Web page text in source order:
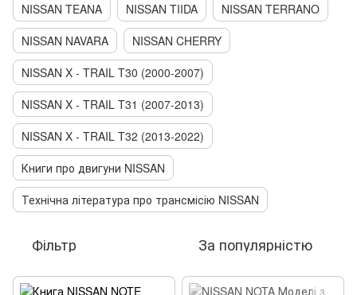
NISSAN TEANA
NISSAN TIIDA
NISSAN TERRANO
NISSAN NAVARA
NISSAN CHERRY
NISSAN X - TRAIL T30 (2000-2007)
NISSAN X - TRAIL T31 (2007-2013)
NISSAN X - TRAIL T32 (2013-2022)
Книги про двигуни NISSAN
Технічна література про трансмісію NISSAN
Фільтр За популярністю